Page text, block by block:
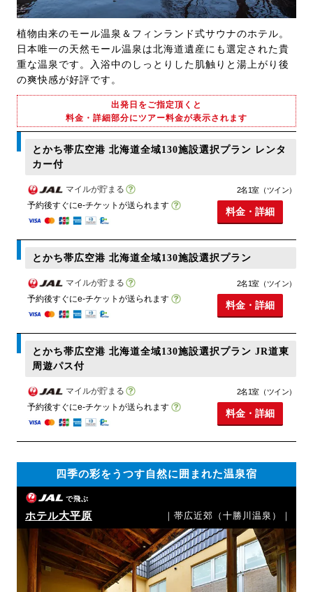
植物由来のモール温泉＆フィンランド式サウナのホテル。
日本唯一の天然モール温泉は北海道遺産にも選定された貴
重な温泉です。入浴中のしっとりした肌触りと湯上がり後
の爽快感が好評です。
出発日をご指定頂くと
料金・詳細部分にツアー料金が表示されます
とかち帯広空港 北海道全域130施設選択プラン レンタ
カー付
マイルが貯まる
予約後すぐにe-チケットが送られます
2名1室（ツイン）
料金・詳細
とかち帯広空港 北海道全域130施設選択プラン
マイルが貯まる
予約後すぐにe-チケットが送られます
2名1室（ツイン）
料金・詳細
とかち帯広空港 北海道全域130施設選択プラン JR道東
周遊パス付
マイルが貯まる
予約後すぐにe-チケットが送られます
2名1室（ツイン）
料金・詳細
四季の彩をうつす自然に囲まれた温泉宿
で飛ぶ
ホテル大平原 ｜帯広近郊（十勝川温泉）｜